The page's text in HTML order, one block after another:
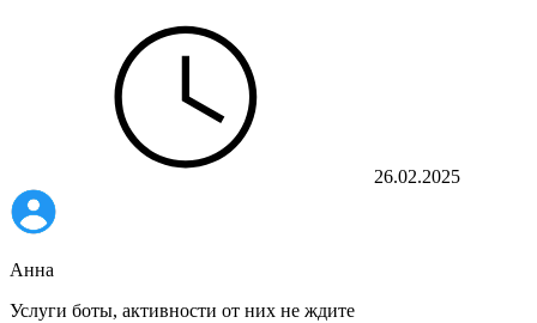
26.02.2025
Анна
Услуги боты, активности от них не ждите